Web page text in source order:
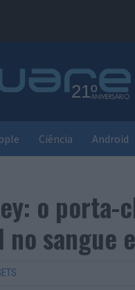
Ciência Android
o
no sangue